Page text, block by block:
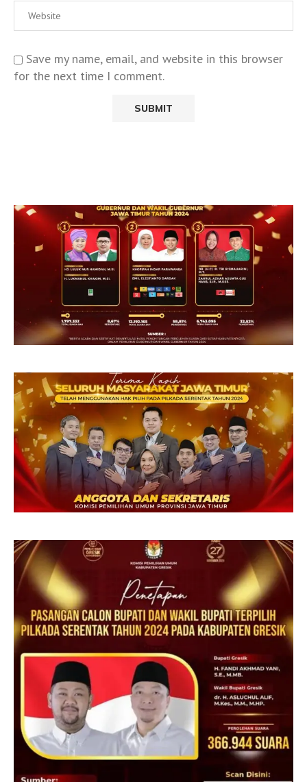
Save my name, email, and website in this browser
for the next time I comment.